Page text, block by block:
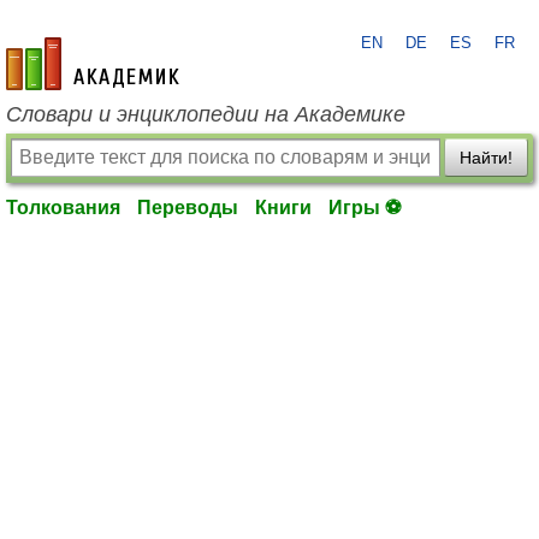
academic.ru
EN DE ES FR
Словари и энциклопедии на Академике
Найти!
Толкования Переводы Книги Игры ⚽